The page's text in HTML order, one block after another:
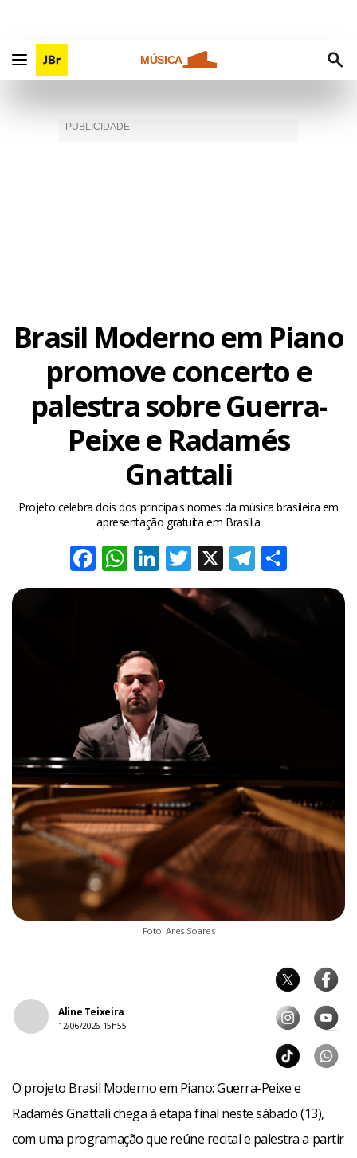
MÚSICA
Brasil Moderno em Piano
promove concerto e
palestra sobre Guerra-
Peixe e Radamés
Gnattali
Projeto celebra dois dos principais nomes da música brasileira em
apresentação gratuita em Brasília
Facebook
WhatsApp
LinkedIn
Twitter
X
Foto: Ares Soares
Aline Teixeira
12/06/2026 15h55
O projeto Brasil Moderno em Piano: Guerra-Peixe e
Radamés Gnattali chega à etapa final neste sábado (13),
com uma programação que reúne recital e palestra a partir